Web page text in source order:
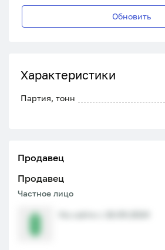
Обновить
Характеристики
Партия, тонн
Продавец
Продавец
Частное лицо